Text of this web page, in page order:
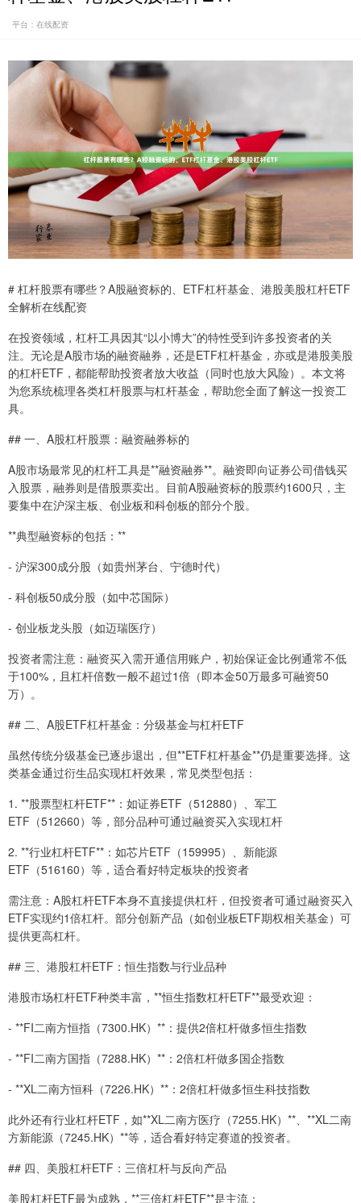
平台：在线配资
# 杠杆股票有哪些？A股融资标的、ETF杠杆基金、港股美股杠杆ETF
全解析在线配资
在投资领域，杠杆工具因其“以小博大”的特性受到许多投资者的关
注。无论是A股市场的融资融券，还是ETF杠杆基金，亦或是港股美股
的杠杆ETF，都能帮助投资者放大收益（同时也放大风险）。本文将
为您系统梳理各类杠杆股票与杠杆基金，帮助您全面了解这一投资工
具。
## 一、A股杠杆股票：融资融券标的
A股市场最常见的杠杆工具是**融资融券**。融资即向证券公司借钱买
入股票，融券则是借股票卖出。目前A股融资标的股票约1600只，主
要集中在沪深主板、创业板和科创板的部分个股。
**典型融资标的包括：**
- 沪深300成分股（如贵州茅台、宁德时代）
- 科创板50成分股（如中芯国际）
- 创业板龙头股（如迈瑞医疗）
投资者需注意：融资买入需开通信用账户，初始保证金比例通常不低
于100%，且杠杆倍数一般不超过1倍（即本金50万最多可融资50
万）。
## 二、A股ETF杠杆基金：分级基金与杠杆ETF
虽然传统分级基金已逐步退出，但**ETF杠杆基金**仍是重要选择。这
类基金通过衍生品实现杠杆效果，常见类型包括：
1. **股票型杠杆ETF**：如证券ETF（512880）、军工
ETF（512660）等，部分品种可通过融资买入实现杠杆
2. **行业杠杆ETF**：如芯片ETF（159995）、新能源
ETF（516160）等，适合看好特定板块的投资者
需注意：A股杠杆ETF本身不直接提供杠杆，但投资者可通过融资买入
ETF实现约1倍杠杆。部分创新产品（如创业板ETF期权相关基金）可
提供更高杠杆。
## 三、港股杠杆ETF：恒生指数与行业品种
港股市场杠杆ETF种类丰富，**恒生指数杠杆ETF**最受欢迎：
- **FI二南方恒指（7300.HK）**：提供2倍杠杆做多恒生指数
- **FI二南方国指（7288.HK）**：2倍杠杆做多国企指数
- **XL二南方恒科（7226.HK）**：2倍杠杆做多恒生科技指数
此外还有行业杠杆ETF，如**XL二南方医疗（7255.HK）**、**XL二南
方新能源（7245.HK）**等，适合看好特定赛道的投资者。
## 四、美股杠杆ETF：三倍杠杆与反向产品
美股杠杆ETF最为成熟，**三倍杠杆ETF**是主流：